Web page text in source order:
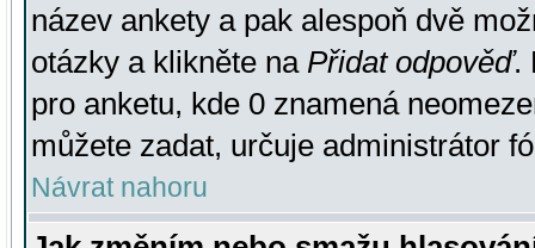
název ankety a pak alespoň dvě
otázky a klikněte na Přidat odpověď.
pro anketu, kde 0 znamená
můžete zadat, určuje administrátor
Návrat nahoru